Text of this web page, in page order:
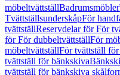
möbeltvättställBadrumsmöbler
TvättställsunderskåpFör
tvättställReservdelar för För
för För dubbeltvättställFör
möbeltvättställFör tvättställ
tvättställ för bänkskiva
tvättställ för bänkskiva